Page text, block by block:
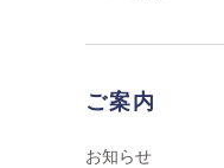
ご案内
お知らせ